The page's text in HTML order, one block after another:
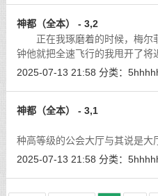
神都（全本） - 3,2
正在我琢磨着的时候，梅尔
钟他就把全速飞行的我甩开了将
话。[详细]
2025-07-13 21:58 分类：
神都（全本） - 3,1
第二章 后
种高等级的公会大厅与其说是
地。Ｆｅｙ带我在公会的基地四
2025-07-13 21:58 分类：